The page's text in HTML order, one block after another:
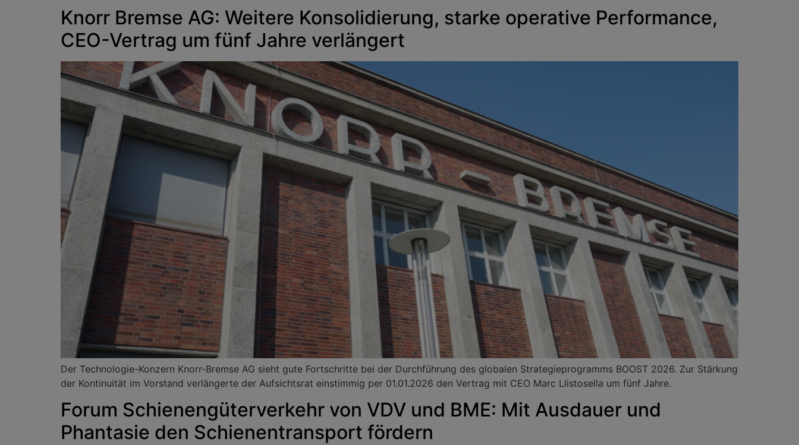
Knorr Bremse AG: Weitere Konsolidierung, starke operative Performance,
CEO-Vertrag um fünf Jahre verlängert
Der Technologie-Konzern Knorr-Bremse AG sieht gute Fortschritte bei der Durchführung des globalen Strategieprogramms BOOST 2026. Zur Stärkung
der Kontinuität im Vorstand verlängerte der Aufsichtsrat einstimmig per 01.01.2026 den Vertrag mit CEO Marc Llistosella um fünf Jahre.
Forum Schienengüterverkehr von VDV und BME: Mit Ausdauer und
Phantasie den Schienentransport fördern